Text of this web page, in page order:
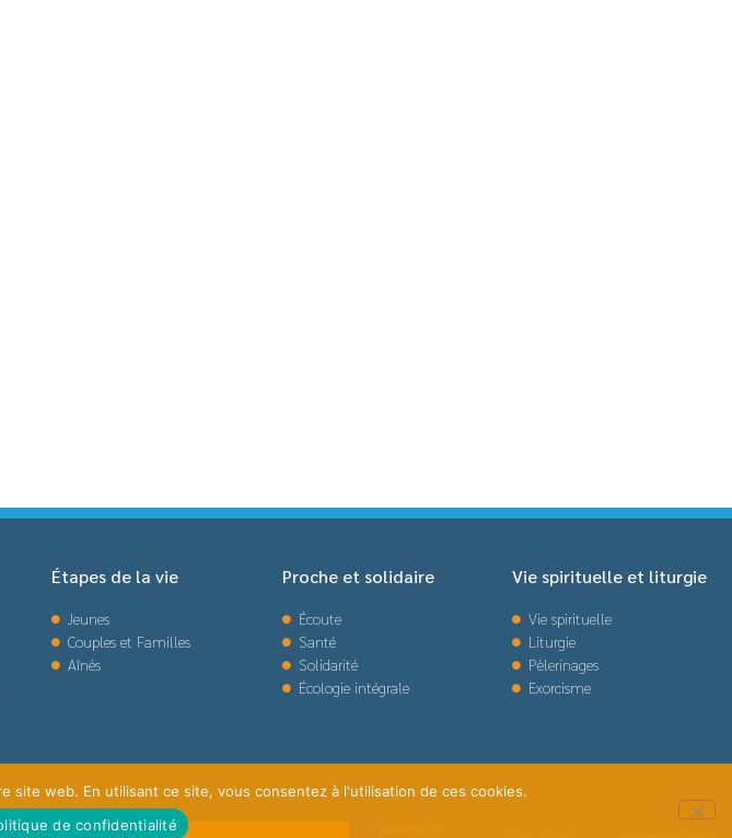
Étapes de la vie
Jeunes
Couples et Familles
Aînés
Proche et solidaire
Écoute
Santé
Solidarité
Écologie intégrale
Vie spirituelle et liturgie
Vie spirituelle
Liturgie
Pèlerinages
Exorcisme
site web. En utilisant ce site, vous consentez à l'utilisation de ces cookies.
de confidentialité